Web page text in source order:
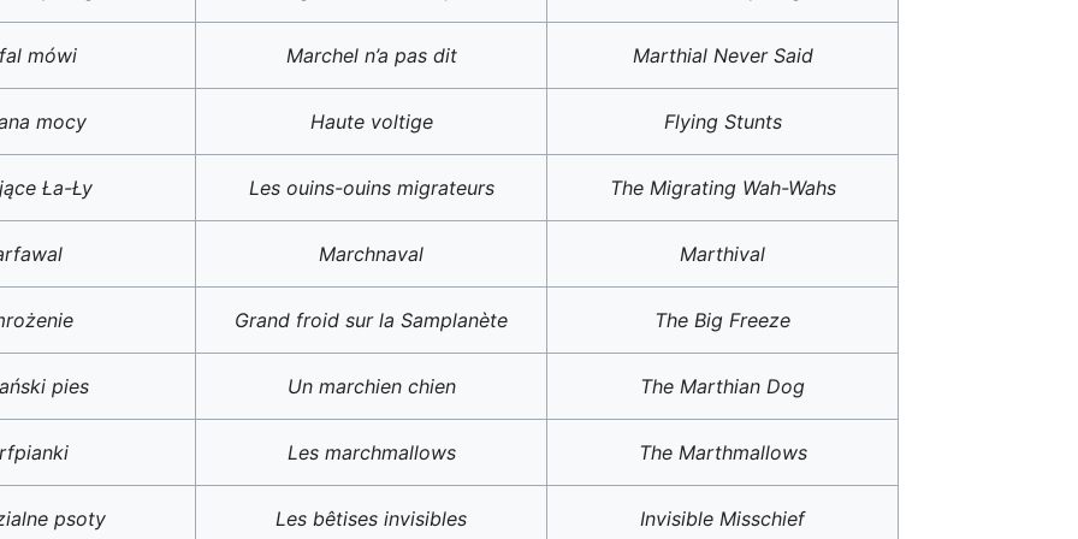
mówi Marchel n’a pas dit Marthial Never Said
mocy Haute voltige Flying Stunts
Ła-Ły Les ouins-ouins migrateurs The Migrating Wah-Wahs
Marchnaval Marthival
Grand froid sur la Samplanète The Big Freeze
pies Un marchien chien The Marthian Dog
Les marchmallows The Marthmallows
psoty Les bêtises invisibles Invisible Misschief